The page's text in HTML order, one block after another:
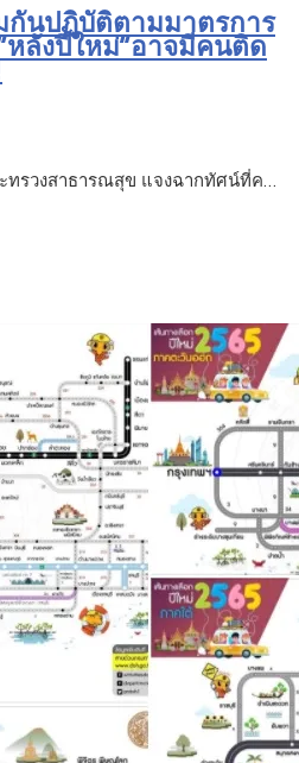
นปฏิบัติตามมาตรการ
ลังปีใหม่”อาจมีคนติด
ทรวงสาธารณสุข แจงฉากทัศน์ที่ค…